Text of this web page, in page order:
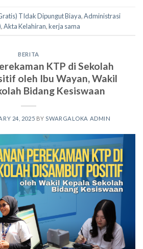
TIdak Dipungut Biaya,Administrasi
,Akta Kelahiran,kerja sama
BERITA
KTP di Sekolah
oleh Ibu Wayan, Wakil
Bidang Kesiswaan
24, 2025 BYSWARGALOKA ADMIN